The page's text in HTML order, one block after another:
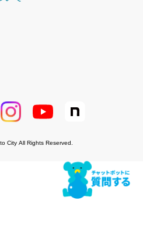
City All Rights Reserved.